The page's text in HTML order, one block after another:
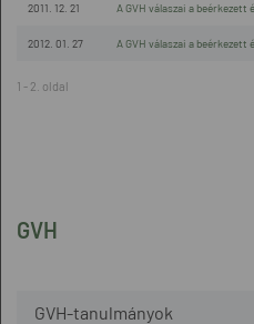
GVH
GVH-tanulmányok
2011. 12. 21 A GVH válaszai a
2012. 01. 27 A GVH válaszai a
1 - 2. oldal